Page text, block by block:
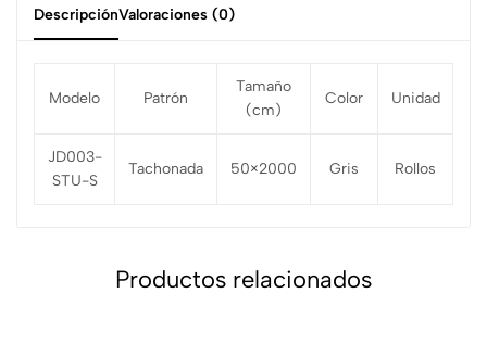
DescripciónValoraciones (0)
Modelo Patrón
Tamaño
(cm)
Color Unidad
JD003-
STU-S
Tachonada 50×2000 Gris Rollos
Productos relacionados